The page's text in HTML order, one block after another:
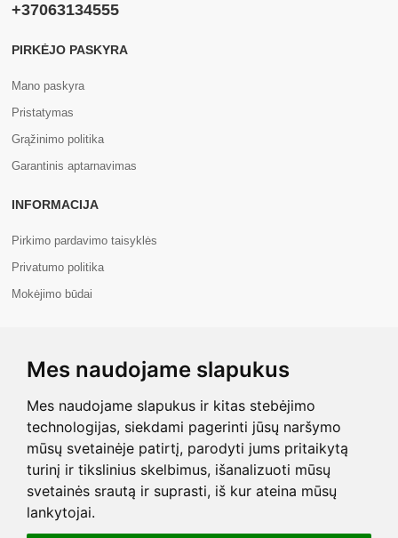
Mes naudojame slapukus
Mes naudojame slapukus ir kitas stebėjimo
technologijas, siekdami pagerinti jūsų naršymo
mūsų svetainėje patirtį, parodyti jums pritaikytą
turinį ir tikslinius skelbimus, išanalizuoti mūsų
svetainės srautą ir suprasti, iš kur ateina mūsų
lankytojai.
+37063134555
PIRKĖJO PASKYRA
Mano paskyra
Pristatymas
Grąžinimo politika
Garantinis aptarnavimas
INFORMACIJA
Pirkimo pardavimo taisyklės
Privatumo politika
Mokėjimo būdai
Apie mus
Copyright © 2026 Com+. Visos teisės saugomos.